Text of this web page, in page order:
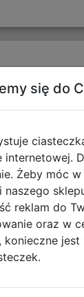
Metalowa
77,99
się do
internetowej.
Żeby móc
naszego
reklam do
oraz w
konieczne